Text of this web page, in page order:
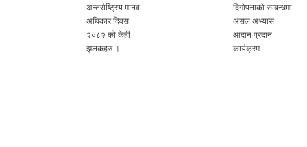
अन्तर्राष्ट्रिय मानव
अधिकार दिवस
२०८२ को केही
झलकहरु ।
दिगोपनाको सम्बन्धमा
असल अभ्यास
आदान प्रदान
कार्यक्रम